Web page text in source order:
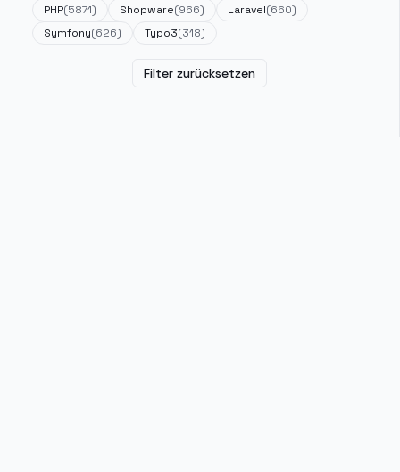
PHP(5871) Shopware(966) Laravel(660)
Symfony(626) Typo3(318)
Filter zurücksetzen